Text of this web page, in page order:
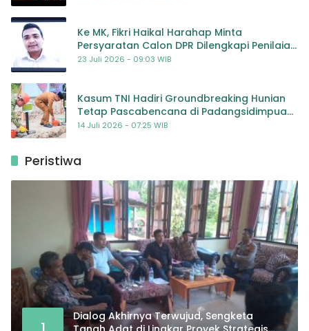
Ke MK, Fikri Haikal Harahap Minta
Persyaratan Calon DPR Dilengkapi Penilaian
Kompetensi
23 Juli 2026 - 09:03 WIB
Kasum TNI Hadiri Groundbreaking Hunian
Tetap Pascabencana di Padangsidimpuan,
Harapan Baru bagi Penyintas
14 Juli 2026 - 07:25 WIB
Peristiwa
Dialog Akhirnya Terwujud, Sengketa